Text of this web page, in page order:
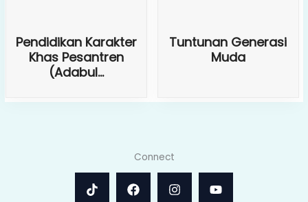
Pendidikan Karakter
Khas Pesantren
(Adabul...
Tuntunan Generasi
Muda
Connect